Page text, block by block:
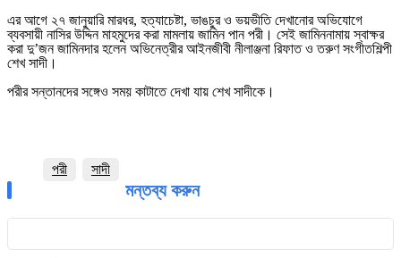
এর আগে ২৭ জানুয়ারি মারধর, হত্যাচেষ্টা, ভাঙচুর ও ভয়ভীতি দেখানোর অভিযোগে
ব্যবসায়ী নাসির উদ্দিন মাহমুদের করা মামলায় জামিন পান পরী। সেই জামিননামায় স্বাক্ষর
করা দু’জন জামিনদার হলেন অভিনেত্রীর আইনজীবী নীলাঞ্জনা রিফাত ও তরুণ সংগীতশিল্পী
শেখ সাদী।
পরীর সন্তানদের সঙ্গেও সময় কাটাতে দেখা যায় শেখ সাদীকে।
পরী সাদী
মন্তব্য করুন